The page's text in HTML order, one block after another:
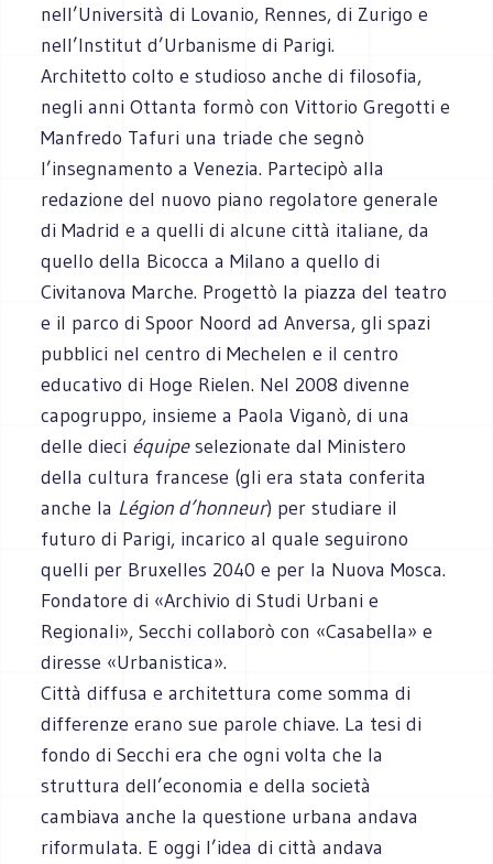
nell’Università di Lovanio, Rennes, di Zurigo e
nell’Institut d’Urbanisme di Parigi.
Architetto colto e studioso anche di filosofia,
negli anni Ottanta formò con Vittorio Gregotti e
Manfredo Tafuri una triade che segnò
l’insegnamento a Venezia. Partecipò alla
redazione del nuovo piano regolatore generale
di Madrid e a quelli di alcune città italiane, da
quello della Bicocca a Milano a quello di
Civitanova Marche. Progettò la piazza del teatro
e il parco di Spoor Noord ad Anversa, gli spazi
pubblici nel centro di Mechelen e il centro
educativo di Hoge Rielen. Nel 2008 divenne
capogruppo, insieme a Paola Viganò, di una
delle dieci équipeselezionate dal Ministero
della cultura francese (gli era stata conferita
anche la Légion d’honneur) per studiare il
futuro di Parigi, incarico al quale seguirono
quelli per Bruxelles 2040 e per la Nuova Mosca.
Fondatore di «Archivio di Studi Urbani e
Regionali», Secchi collaborò con «Casabella» e
diresse «Urbanistica».
Città diffusa e architettura come somma di
differenze erano sue parole chiave. La tesi di
fondo di Secchi era che ogni volta che la
struttura dell’economia e della società
cambiava anche la questione urbana andava
riformulata. E oggi l’idea di città andava